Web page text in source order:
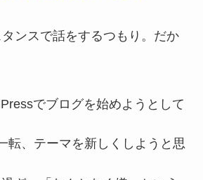
ンスで話をするつもり。だか
でブログを始めようとして
転、テーマを新しくしようと思